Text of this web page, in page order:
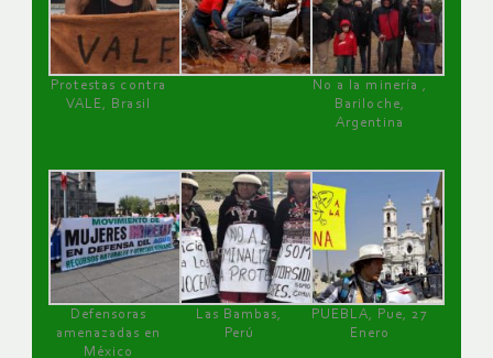
Protestas contra
VALE, Brasil
No a la minería ,
Bariloche,
Argentina
Defensoras
amenazadas en
México
Las Bambas,
Perú
PUEBLA, Pue, 27
Enero